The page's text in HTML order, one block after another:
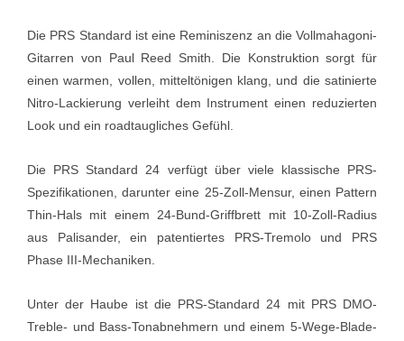
Die PRS Standard ist eine Reminiszenz an die Vollmahagoni-
Gitarren von Paul Reed Smith. Die Konstruktion sorgt für
einen warmen, vollen, mitteltönigen klang, und die satinierte
Nitro-Lackierung verleiht dem Instrument einen reduzierten
Look und ein roadtaugliches Gefühl.
Die PRS Standard 24 verfügt über viele klassische PRS-
Spezifikationen, darunter eine 25-Zoll-Mensur, einen Pattern
Thin-Hals mit einem 24-Bund-Griffbrett mit 10-Zoll-Radius
aus Palisander, ein patentiertes PRS-Tremolo und PRS
Phase III-Mechaniken.
Unter der Haube ist die PRS-Standard 24 mit PRS DMO-
Treble- und Bass-Tonabnehmern und einem 5-Wege-Blade-